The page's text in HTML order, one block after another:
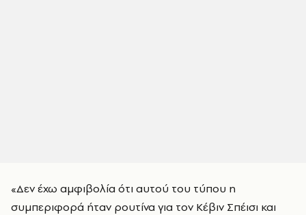
«Δεν έχω αμφιβολία ότι αυτού του τύπου η
συμπεριφορά ήταν ρουτίνα για τον Κέβιν Σπέισι και